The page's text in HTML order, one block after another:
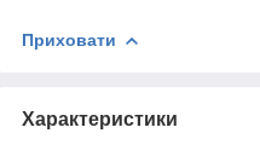
Приховати
Характеристики